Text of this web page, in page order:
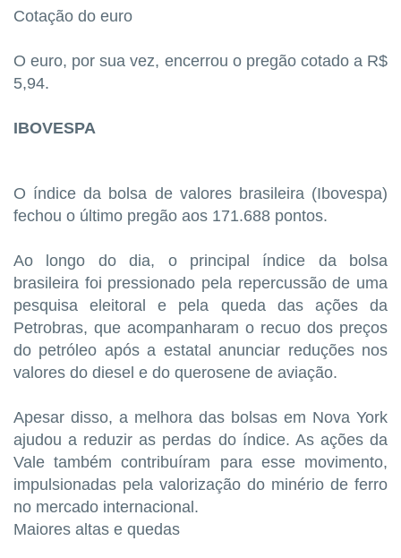
Cotação do euro
O euro, por sua vez, encerrou o pregão cotado a R$
5,94.
IBOVESPA
O índice da bolsa de valores brasileira (Ibovespa)
fechou o último pregão aos 171.688 pontos.
Ao longo do dia, o principal índice da bolsa
brasileira foi pressionado pela repercussão de uma
pesquisa eleitoral e pela queda das ações da
Petrobras, que acompanharam o recuo dos preços
do petróleo após a estatal anunciar reduções nos
valores do diesel e do querosene de aviação.
Apesar disso, a melhora das bolsas em Nova York
ajudou a reduzir as perdas do índice. As ações da
Vale também contribuíram para esse movimento,
impulsionadas pela valorização do minério de ferro
no mercado internacional.
Maiores altas e quedas